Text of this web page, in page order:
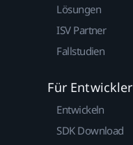
Lösungen
ISV Partner
Fallstudien
Für Entwickler
Entwickeln
SDK Download